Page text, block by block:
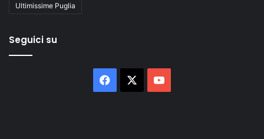
Ultimissime Puglia
Seguici su
Facebook